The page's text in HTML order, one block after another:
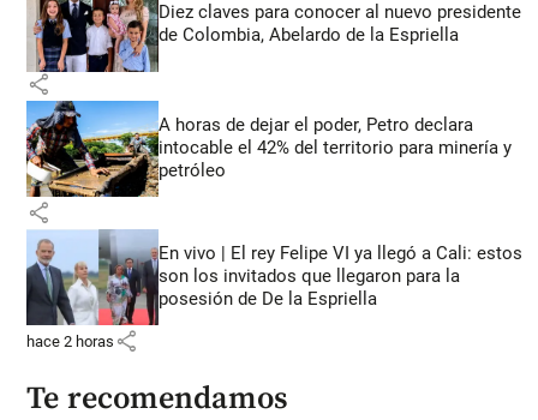
Diez claves para conocer al nuevo presidente
de Colombia, Abelardo de la Espriella
share
A horas de dejar el poder, Petro declara
intocable el 42% del territorio para minería y
petróleo
share
En vivo | El rey Felipe VI ya llegó a Cali: estos
son los invitados que llegaron para la
posesión de De la Espriella
hace 2 horas share
Te recomendamos